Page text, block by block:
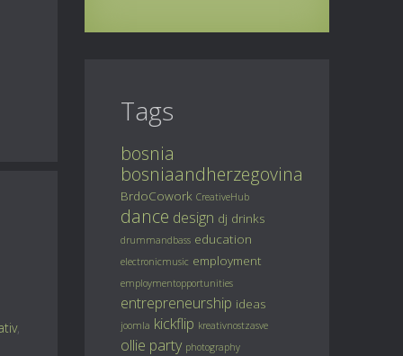
,
Tags
bosnia
bosniaandherzegovina
BrdoCowork CreativeHub
dance design dj drinks
drummandbass education
electronicmusic employment
employmentopportunities
entrepreneurship ideas
joomla kickflip kreativnostzasve
ollie party photography